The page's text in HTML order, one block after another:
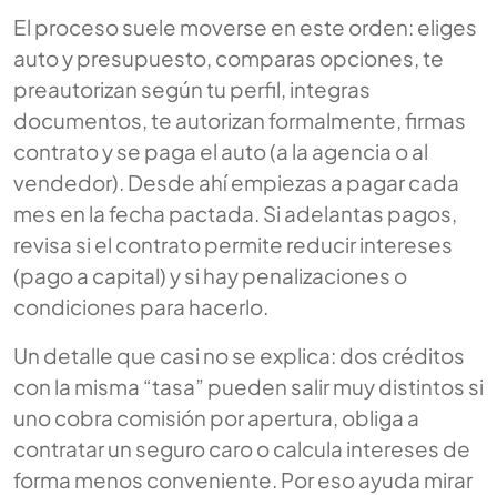
El proceso suele moverse en este orden: eliges
auto y presupuesto, comparas opciones, te
preautorizan según tu perfil, integras
documentos, te autorizan formalmente, firmas
contrato y se paga el auto (a la agencia o al
vendedor). Desde ahí empiezas a pagar cada
mes en la fecha pactada. Si adelantas pagos,
revisa si el contrato permite reducir intereses
(pago a capital) y si hay penalizaciones o
condiciones para hacerlo.
Un detalle que casi no se explica: dos créditos
con la misma “tasa” pueden salir muy distintos si
uno cobra comisión por apertura, obliga a
contratar un seguro caro o calcula intereses de
forma menos conveniente. Por eso ayuda mirar